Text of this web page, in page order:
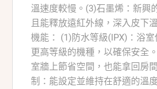
溫速度較慢。(3)石墨烯：新興
且能釋放遠紅外線，深入皮下
機能： (1)防水等級(IPX)：浴
更高等級的機種，以確保安全
室牆上節省空間，也能拿回房
制：能設定並維持在舒適的溫